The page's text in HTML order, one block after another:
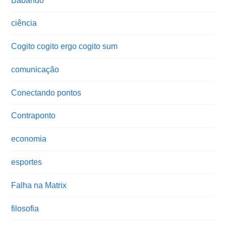
ciência
Cogito cogito ergo cogito sum
comunicação
Conectando pontos
Contraponto
economia
esportes
Falha na Matrix
filosofia